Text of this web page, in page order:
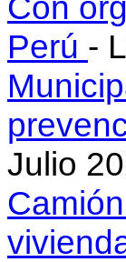
Perú -
Julio